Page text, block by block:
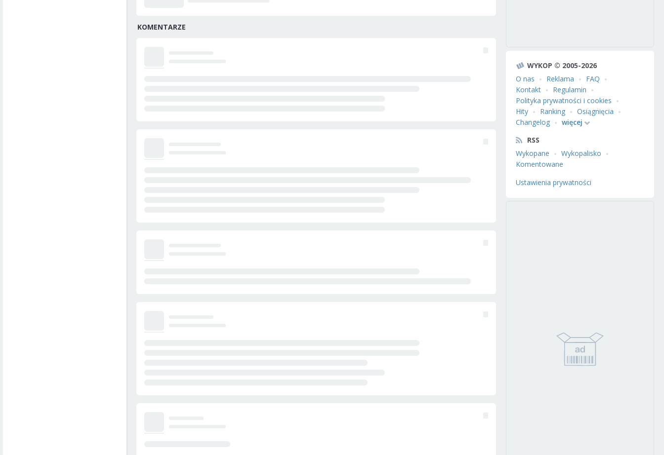
KOMENTARZE
WYKOP © 2005-2026
O nas
Reklama
FAQ
Kontakt
Regulamin
Polityka prywatności i cookies
Hity
Ranking
Osiągnięcia
Changelog
więcej
RSS
Wykopane
Wykopalisko
Komentowane
Ustawienia prywatności